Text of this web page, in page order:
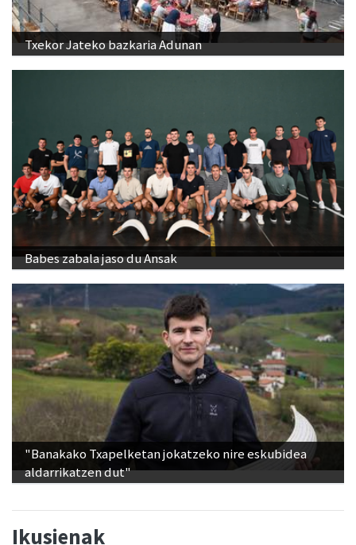
Txekor Jateko bazkaria Adunan
Babes zabala jaso du Ansak
"Banakako Txapelketan jokatzeko nire eskubidea
aldarrikatzen dut"
Ikusienak